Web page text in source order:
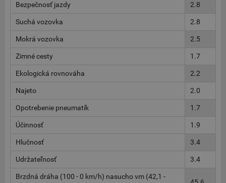
Bezpečnosť jazdy 2.8
Suchá vozovka 2.8
Mokrá vozovka 2.5
Zimné cesty 1.7
Ekologická rovnováha 2.2
Najeto 2.0
Opotrebenie pneumatík 1.7
Účinnosť 1.9
Hlučnosť 3.4
Udržateľnosť 3.4
Brzdná dráha (100 - 0 km/h) nasucho vm (42,1 -